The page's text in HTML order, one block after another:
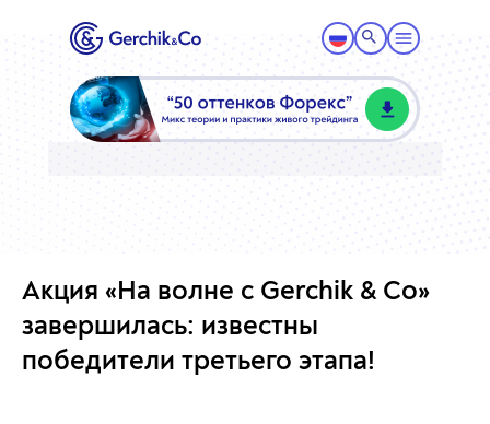
Акция «На волне с Gerchik & Co»
завершилась: известны
победители третьего этапа!